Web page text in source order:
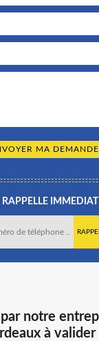
notre
à